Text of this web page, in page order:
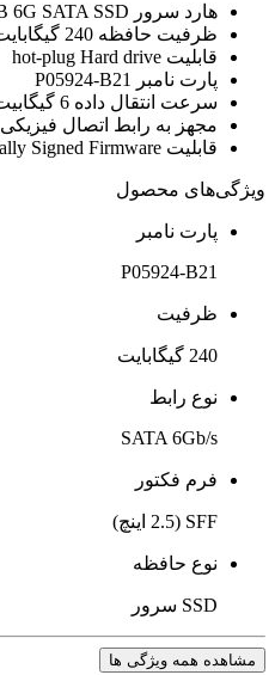
هارد سرور HP 240GB 6G SATA SSD
ظرفیت حافظه 240 گیگابایت
قابلیت hot-plug Hard drive
پارت نامبر P05924-B21
سرعت انتقال داده 6 گیگابیت بر ثانیه
مجهز به رابط اتصال فیزیکی SATA
قابلیت HPE Digitally Signed Firmware
ویژگی‌های محصول
پارت نامبر
P05924-B21
ظرفیت
240 گیگابایت
نوع رابط
SATA 6Gb/s
فرم فکتور
SFF (2.5 اینچ)
نوع حافظه
SSD سرور
مشاهده همه ویژگی ها